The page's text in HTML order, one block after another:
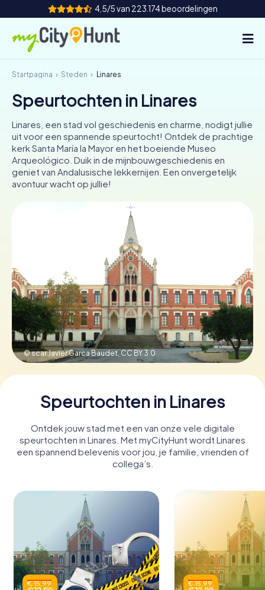
4,5/5 van 223.174 beoordelingen
Hoe het werkt
Steden
Tours
Teamevenement
Tickets
Boek tickets
Koop cadeaubonnen
Startpagina Steden Linares
Speurtochten in Linares
Linares, een stad vol geschiedenis en charme, nodigt jullie
uit voor een spannende speurtocht! Ontdek de prachtige
kerk Santa María la Mayor en het boeiende Museo
Arqueológico. Duik in de mijnbouwgeschiedenis en
geniet van Andalusische lekkernijen. Een onvergetelijk
avontuur wacht op jullie!
© scar Javier Garca Baudet,CC BY 3.0
Speurtochten in Linares
Ontdek jouw stad met een van onze vele digitale
speurtochten in Linares. Met myCityHunt wordt Linares
een spannend belevenis voor jou, je familie, vrienden of
collega’s.
€ 15,99 € 15,99